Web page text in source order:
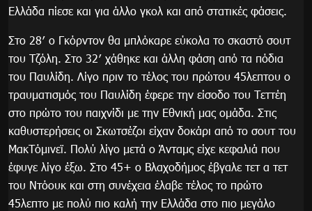
Ελλάδα πίεσε και για άλλο γκολ και από στατικές φάσεις.
Στο 28′ ο Γκόρντον θα μπλόκαρε εύκολα το σκαστό σουτ
του Τζόλη. Στο 32′ χάθηκε και άλλη φάση από τα πόδια
του Παυλίδη. Λίγο πριν το τέλος του πρώτου 45λεπτου ο
τραυματισμός του Παυλίδη έφερε την είσοδο του Τεττέη
στο πρώτο του παιχνίδι με την Εθνική μας ομάδα. Στις
καθυστερήσεις οι Σκωτσέζοι είχαν δοκάρι από το σουτ του
ΜακΤόμινεϊ. Πολύ λίγο μετά ο Άνταμς είχε κεφαλιά που
έφυγε λίγο έξω. Στο 45+ ο Βλαχοδήμος έβγαλε τετ α τετ
του Ντόουκ και στη συνέχεια έλαβε τέλος το πρώτο
45λεπτο με πολύ πιο καλή την Ελλάδα στο πιο μεγάλο